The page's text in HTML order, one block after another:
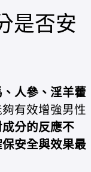
是否安
人參、淫羊藿
有效增強男性
分的反應不
安全與效果最